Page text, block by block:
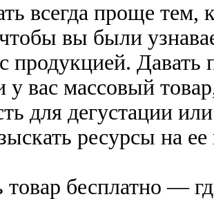
всегда проще тем,
чтобы вы были
продукцией.
у вас массовый
для дегустации
ресурсы на
товар бесплатно —